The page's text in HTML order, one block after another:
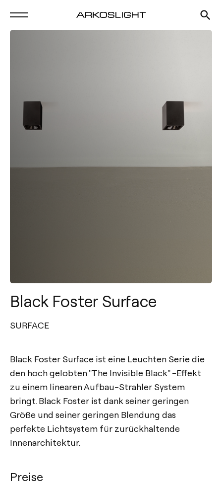
Black Foster Surface
SURFACE
Black Foster Surface ist eine Leuchten Serie die
den hoch gelobten "The Invisible Black" -Effekt
zu einem linearen Aufbau-Strahler System
bringt. Black Foster ist dank seiner geringen
Größe und seiner geringen Blendung das
perfekte Lichtsystem für zurückhaltende
Innenarchitektur.
Preise